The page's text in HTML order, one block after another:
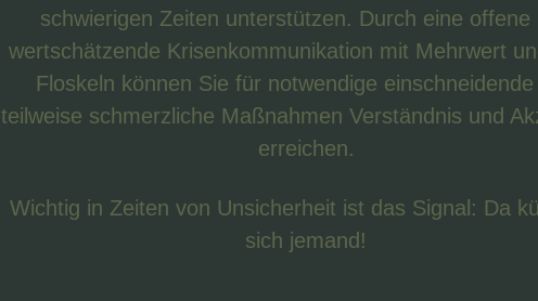
schwierigen Zeiten unterstützen. Durch eine offene
wertschätzende Krisenkommunikation mit Mehrwert
Floskeln können Sie für notwendige einschneidende
teilweise schmerzliche Maßnahmen Verständnis und
erreichen.
Wichtig in Zeiten von Unsicherheit ist das Signal: Da
sich jemand!